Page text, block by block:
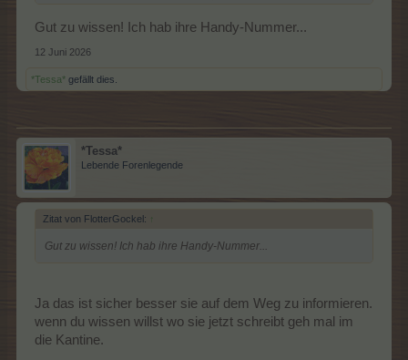
Fahrrad auf die Nase legen. Also pass gut auf dich auf.
Nachtrag: Ach nur mal so. trizi solltest du vielleich lieber per
rein schaut zum Lesen. Schreiben tut sie schon länger nicht
Gut zu wissen! Ich hab ihre Handy-Nummer...
12 Juni 2026
*Tessa* gefällt dies.
*Tessa*
Lebende Forenlegende
Zitat von FlotterGockel: ↑
Gut zu wissen! Ich hab ihre Handy-Nummer...
Ja das ist sicher besser sie auf dem Weg zu informieren.
wenn du wissen willst wo sie jetzt schreibt geh mal im
die Kantine.